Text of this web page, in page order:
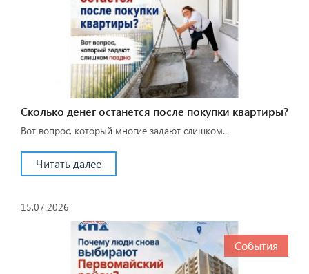
Сколько денег останется после покупки квартиры?
Вот вопрос, который многие задают слишком...
Читать далее
15.07.2026
События